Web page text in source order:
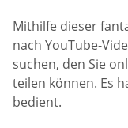
Mithilfe dieser
nach YouTube-
suchen, den Sie
teilen können. Es
bedient.